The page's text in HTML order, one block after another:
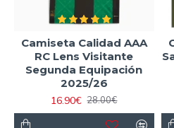
Camiseta Calidad AAA
RC Lens Visitante
Segunda Equipación
2025/26
16.90€ 28.00€